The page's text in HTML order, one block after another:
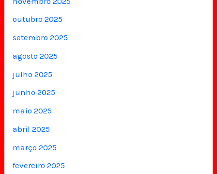
outubro 2025
setembro 2025
agosto 2025
julho 2025
junho 2025
maio 2025
abril 2025
março 2025
fevereiro 2025